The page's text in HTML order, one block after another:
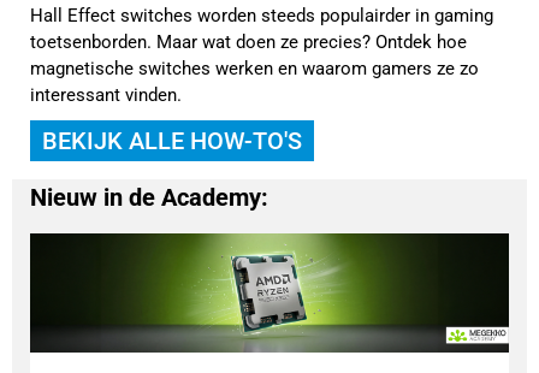
Hall Effect switches worden steeds populairder in gaming
toetsenborden. Maar wat doen ze precies? Ontdek hoe
magnetische switches werken en waarom gamers ze zo
interessant vinden.
BEKIJK ALLE HOW-TO'S
Nieuw in de Academy: